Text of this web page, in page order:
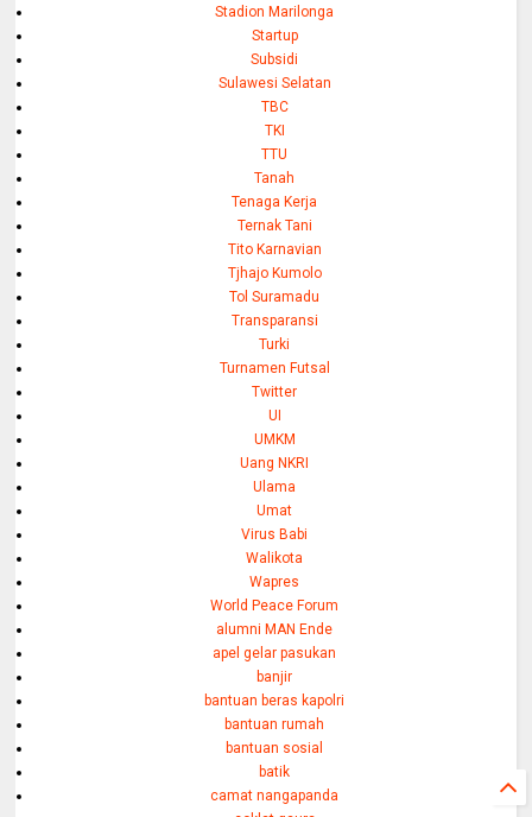
Stadion Marilonga
Startup
Subsidi
Sulawesi Selatan
TBC
TKI
TTU
Tanah
Tenaga Kerja
Ternak Tani
Tito Karnavian
Tjhajo Kumolo
Tol Suramadu
Transparansi
Turki
Turnamen Futsal
Twitter
UI
UMKM
Uang NKRI
Ulama
Umat
Virus Babi
Walikota
Wapres
World Peace Forum
alumni MAN Ende
apel gelar pasukan
banjir
bantuan beras kapolri
bantuan rumah
bantuan sosial
batik
camat nangapanda